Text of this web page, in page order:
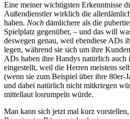
Eine meiner wichtigsten Erkenntnisse
Außendienstler wirklich die
haben. Noch dämlichere als die
Spielplatz gegenüber, – und das will
deswegen genau, weil ebendiese ADs
legen, während sie sich um ihre
ADs haben ihre Handys natürlich auch
eingestellt, weil die Herren meistens
(wenn sie zum Beispiel über ihre 80er-
und dabei natürlich nicht mitkriegen
mittellaut losrumpeln würde.
Man kann sich jetzt mal kurz